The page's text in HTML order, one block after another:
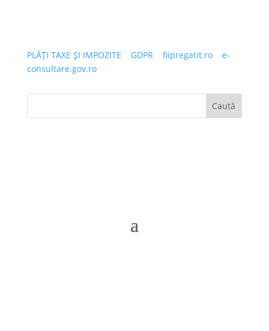
PLĂȚI TAXE ȘI IMPOZITE GDPR| fiipregatit.ro| e-
consultare.gov.ro